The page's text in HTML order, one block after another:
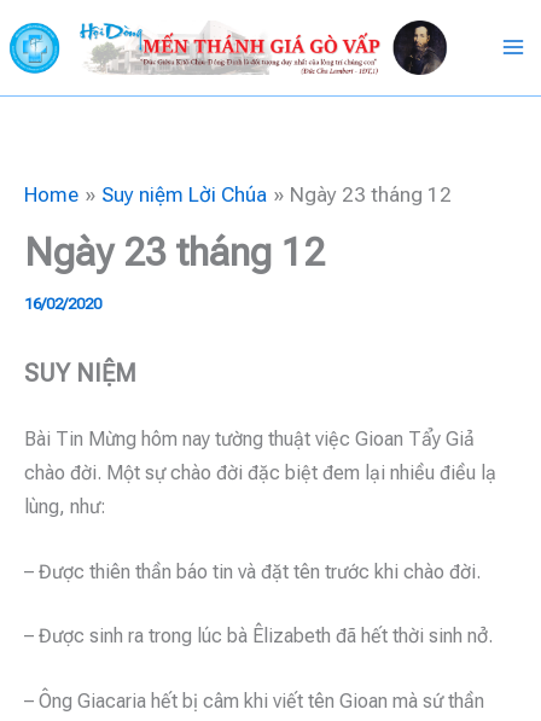
to
content
Home Suy niệm Lời Chúa Ngày 23 tháng 12
Ngày 23 tháng 12
16/02/2020
SUY NIỆM
Bài Tin Mừng hôm nay tường thuật việc Gioan Tẩy Giả
chào đời. Một sự chào đời đặc biệt đem lại nhiều điều lạ
lùng, như:
– Được thiên thần báo tin và đặt tên trước khi chào đời.
– Được sinh ra trong lúc bà Êlizabeth đã hết thời sinh nở.
– Ông Giacaria hết bị câm khi viết tên Gioan mà sứ thần